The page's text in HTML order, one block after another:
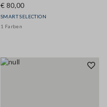
€ 80,00
SMART SELECTION
1 Farben